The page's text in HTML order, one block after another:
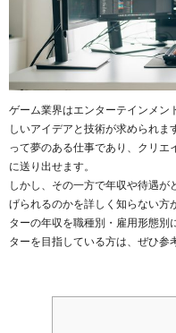
ゲーム業界はエンターテインメン
しいアイデアと技術が求められま
って夢のある仕事であり、クリエ
に送り出せます。
しかし、その一方で年収や待遇が
げられるのかを詳しく知らない方
ターの年収を職種別・雇用形態別
ターを目指している方は、ぜひ参